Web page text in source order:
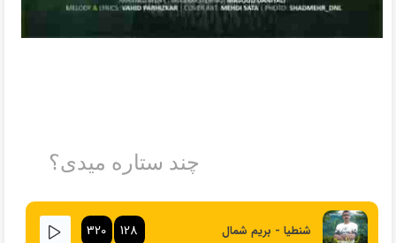
چند ستاره میدی؟
شنطیا - بریم شمال 128
320